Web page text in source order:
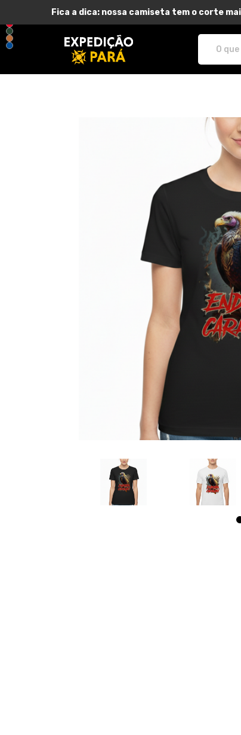
Fica a dica: nossa camiseta tem o corte
Expedição Pará -